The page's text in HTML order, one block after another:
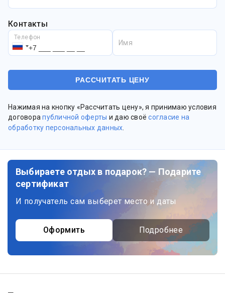
Контакты
Телефон
Имя
Нажимая на кнопку «Рассчитать цену», я принимаю условия
договорапубличной оферты и даю своёсогласие на
обработку персональных данных
Выбираете отдых в подарок? — Подарите
сертификат
И получатель сам выберет место и даты
Оформить Подробнее